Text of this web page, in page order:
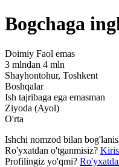
Bogchaga
Doimiy Faol emas
3 mlndan 4 mln
Shayhontohur, Toshkent
Boshqalar
Ish tajribaga ega emasman
Ziyoda (Ayol)
O'rta
Ishchi nomzod bilan
Ro'yxatdan o'tganmisiz?
Profilingiz yo'qmi?